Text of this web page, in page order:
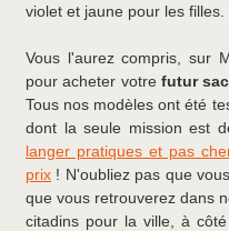
violet et jaune pour les filles.
Vous l'aurez compris, sur
pour acheter votre futur
Tous nos modèles ont été
dont la seule mission est
langer pratiques et pas
prix ! N'oubliez pas que
que vous retrouverez dans
citadins pour la ville, à